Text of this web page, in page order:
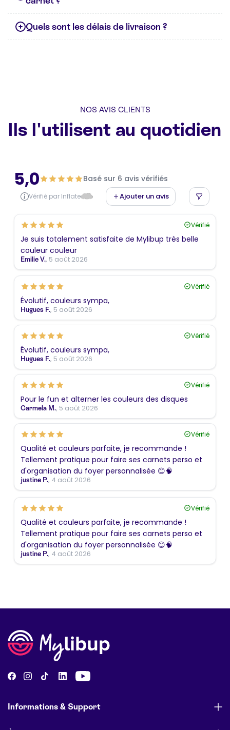
Quels sont les délais de livraison ?
NOS AVIS CLIENTS
Ils l'utilisent au quotidien
5,0 Basé sur 6 avis vérifiés
Vérifié par Inflate Ajouter un avis
Vérifié
Je suis totalement satisfaite de Mylibup très belle
couleur couleur
Emilie V., 5 août 2026
Vérifié
Évolutif, couleurs sympa,
Hugues F., 5 août 2026
Vérifié
Évolutif, couleurs sympa,
Hugues F., 5 août 2026
Vérifié
Pour le fun et alterner les couleurs des disques
Carmela M., 5 août 2026
Vérifié
Qualité et couleurs parfaite, je recommande !
Tellement pratique pour faire ses carnets perso et
d'organisation du foyer personnalisée 😊🧠
justine P., 4 août 2026
Vérifié
Qualité et couleurs parfaite, je recommande !
Tellement pratique pour faire ses carnets perso et
d'organisation du foyer personnalisée 😊🧠
justine P., 4 août 2026
Informations & Support